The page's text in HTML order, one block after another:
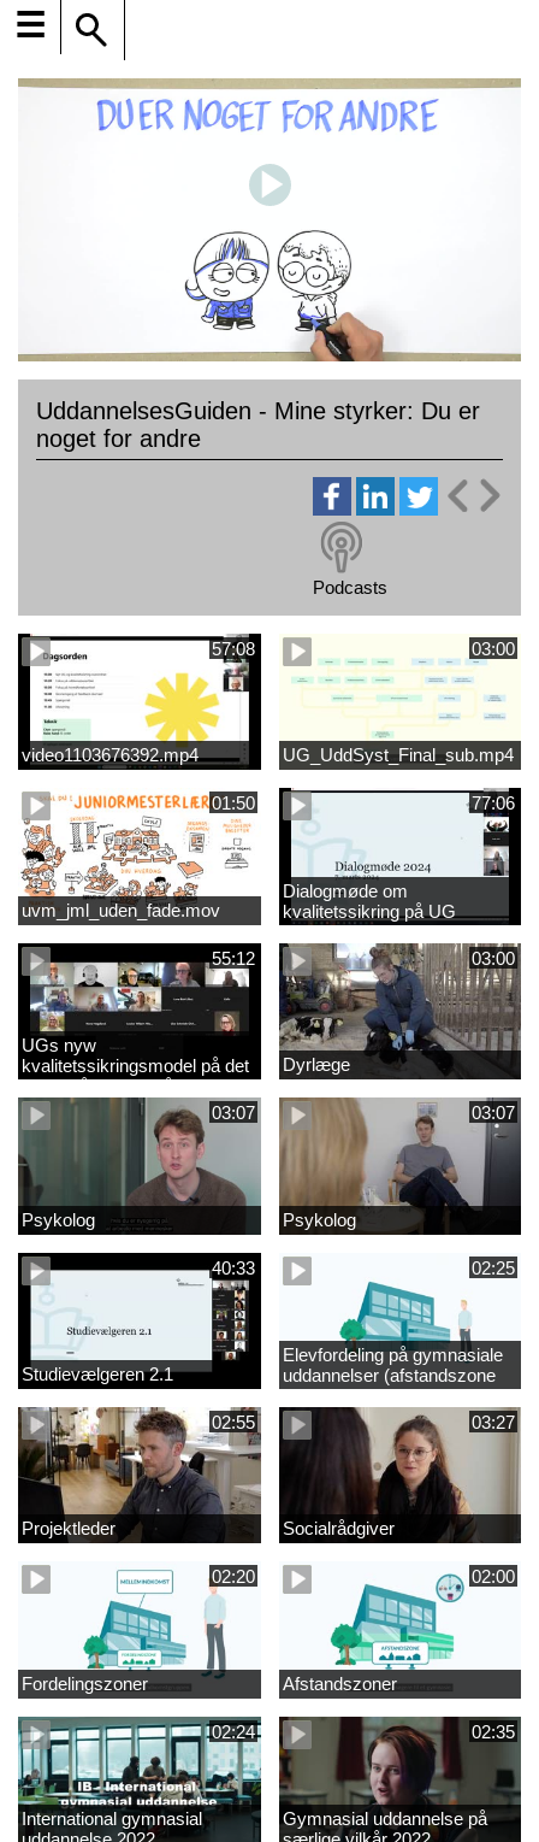
☰
UddannelsesGuiden - Mine styrker: Du er
noget for andre
Podcasts
57:08
video1103676392.mp4
03:00
UG_UddSyst_Final_sub.mp4
01:50
uvm_jml_uden_fade.mov
77:06
Dialogmøde om
kvalitetssikring på UG
55:12
UGs nyw
kvalitetssikringsmodel på det
videregående område
03:00
Dyrlæge
03:07
Psykolog
03:07
Psykolog
40:33
Studievælgeren 2.1
02:25
Elevfordeling på gymnasiale
uddannelser (afstandszone
redigeret)
02:55
Projektleder
03:27
Socialrådgiver
02:20
Fordelingszoner
02:00
Afstandszoner
02:24
International gymnasial
02:35
Gymnasial uddannelse på